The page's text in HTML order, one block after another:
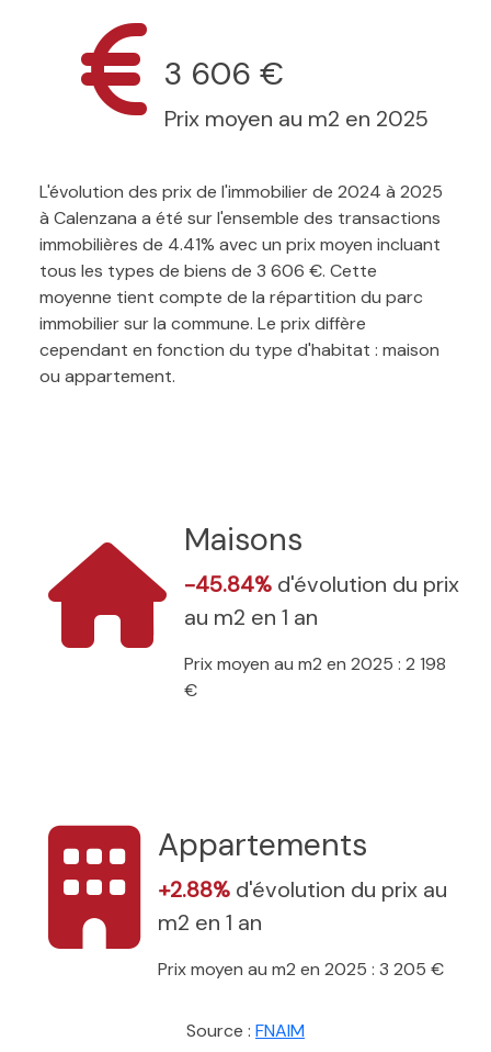
3 606 €
Prix moyen au m2 en 2025
L'évolution des prix de l'immobilier de 2024 à 2025
à Calenzana a été sur l'ensemble des transactions
immobilières de 4.41% avec un prix moyen incluant
tous les types de biens de 3 606 €. Cette
moyenne tient compte de la répartition du parc
immobilier sur la commune. Le prix diffère
cependant en fonction du type d'habitat : maison
ou appartement.
Maisons
-45.84% d'évolution du prix
au m2 en 1 an
Prix moyen au m2 en 2025 : 2 198
€
Appartements
+2.88% d'évolution du prix au
m2 en 1 an
Prix moyen au m2 en 2025 : 3 205 €
Source : FNAIM